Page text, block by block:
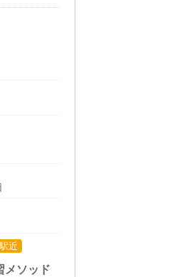
駅近
メソッド